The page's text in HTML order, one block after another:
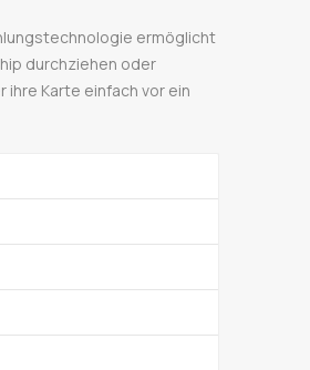
ermöglicht
durchziehen oder
ihre Karte einfach vor ein